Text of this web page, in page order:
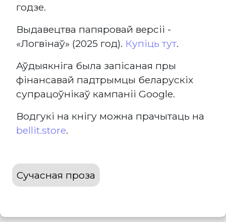
годзе.
Выдавецтва папяровай версіі -
«Логвінаў» (2025 год). Купіць тут.
Аўдыякніга была запісаная пры
фінансавай падтрымцы беларускіх
супрацоўнікаў кампаніі Google.
Водгукі на кнігу можна прачытаць на
bellit.store.
Сучасная проза